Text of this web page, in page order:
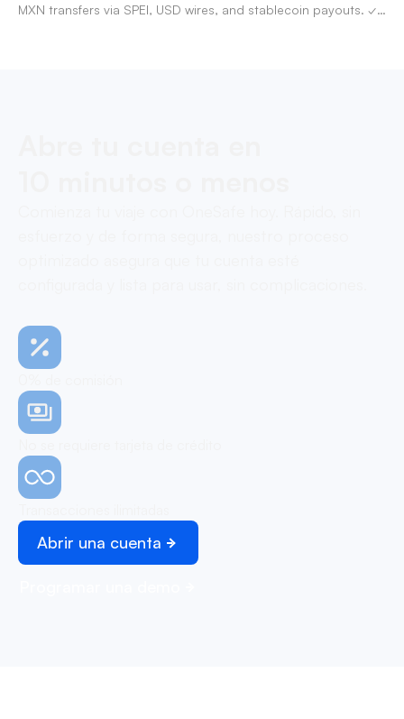
MXN transfers via SPEI, USD wires, and stablecoin payouts. ✓
Abrir una cuenta